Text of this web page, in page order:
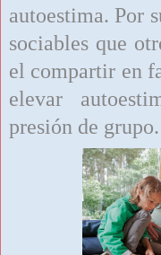
autoestima. Por
sociables que
el compartir en
elevar
presión de grupo.